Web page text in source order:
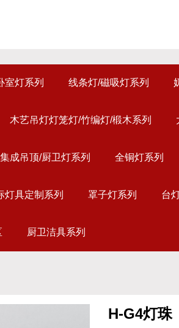
室灯系列 线条灯/磁吸灯系列
木艺吊灯灯笼灯/竹编灯/椴木系列
成吊顶/厨卫灯系列 全铜灯系列
灯具定制系列 罩子灯系列 台
厨卫洁具系列
H-G4灯珠